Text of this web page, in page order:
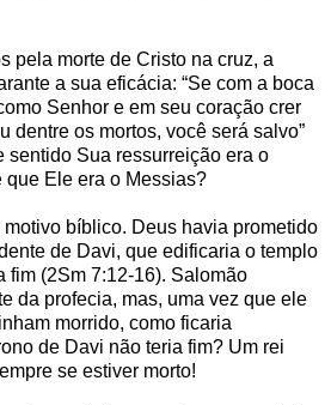
pela morte de Cristo na cruz, a
a sua eficácia: “Se com a boca
Senhor e em seu coração crer
dentre os mortos, você será salvo”
sentido Sua ressurreição era o
Ele era o Messias?
motivo bíblico. Deus havia prometido
de Davi, que edificaria o templo
fim (2Sm 7:12-16). Salomão
da profecia, mas, uma vez que ele
morrido, como ficaria
de Davi não teria fim? Um rei
se estiver morto!